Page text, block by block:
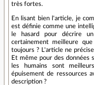
très fortes.
En lisant bien l'article, je
est définie comme une
le hasard pour décrire
certainement meilleure
toujours ? L'article ne
Et même pour des données
les humains sont
épuisement de ressources
description ?